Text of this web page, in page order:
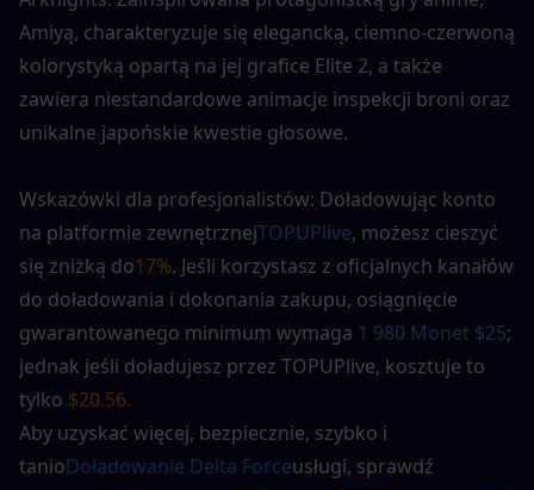
Amiyą, charakteryzuje się elegancką, ciemno-czerwoną
kolorystyką opartą na jej grafice Elite 2, a także
zawiera niestandardowe animacje inspekcji broni oraz
unikalne japońskie kwestie głosowe.
Wskazówki dla profesjonalistów: Doładowując konto
na platformie zewnętrznejTOPUPlive, możesz cieszyć
się zniżką do17%. Jeśli korzystasz z oficjalnych kanałów
do doładowania i dokonania zakupu, osiągnięcie
gwarantowanego minimum wymaga 1 980 Monet $25;
jednak jeśli doładujesz przez TOPUPlive, kosztuje to
tylko $20.56.
Aby uzyskać więcej, bezpiecznie, szybko i
tanioDoładowanie Delta Forceusługi, sprawdź